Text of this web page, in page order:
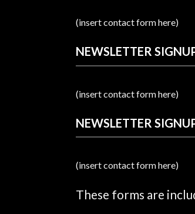
(insert contact form here)
NEWSLETTER
(insert contact form here)
NEWSLETTER
(insert contact form here)
These forms are